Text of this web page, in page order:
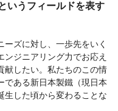
いうフィールドを表す
ズに対し、一歩先をいく
ジニアリング力でお応え
献したい。私たちのこの情
である新日本製鐵（現日本
生した頃から変わることな